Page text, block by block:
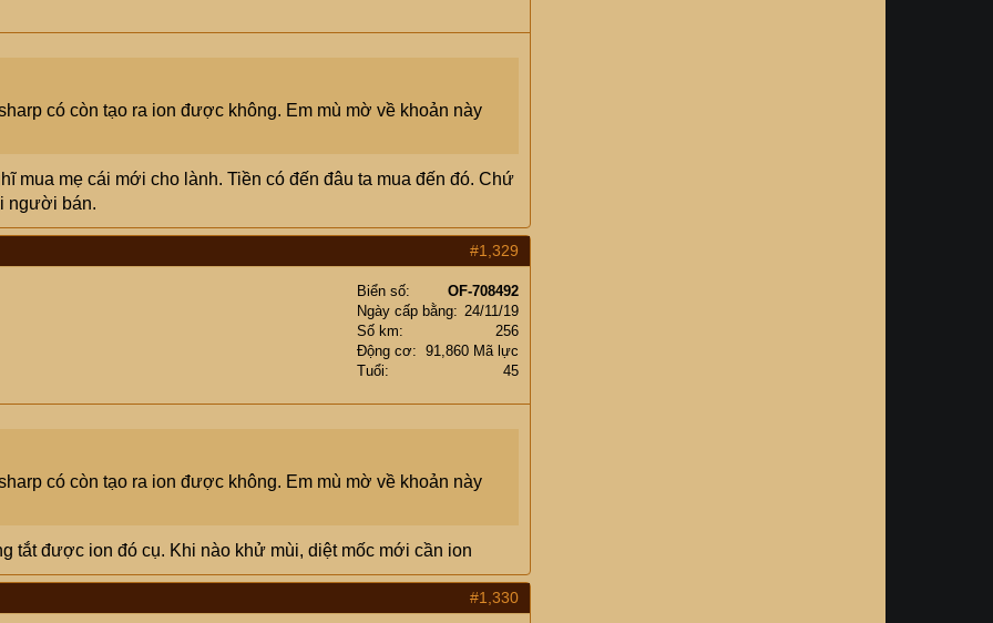
có còn tạo ra ion được không. Em mù mờ về khoản này
mua mẹ cái mới cho lành. Tiền có đến đâu ta mua đến đó. Chứ
người bán.
#1,329
Biển số
OF-708492
Ngày cấp bằng
24/11/19
Số km
256
Động cơ
91,860 Mã lực
Tuổi
45
có còn tạo ra ion được không. Em mù mờ về khoản này
tắt được ion đó cụ. Khi nào khử mùi, diệt mốc mới cần ion
#1,330